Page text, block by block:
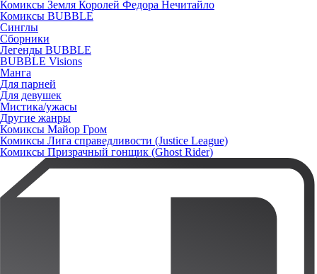
Комиксы Земля Королей Федора Нечитайло
Комиксы BUBBLE
Синглы
Сборники
Легенды BUBBLE
BUBBLE Visions
Манга
Для парней
Для девушек
Мистика/ужасы
Другие жанры
Комиксы Майор Гром
Комиксы Лига справедливости (Justice League)
Комиксы Призрачный гонщик (Ghost Rider)